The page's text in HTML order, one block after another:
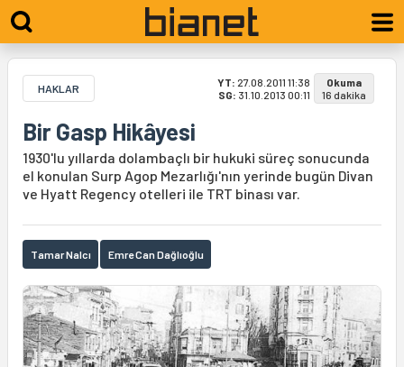
HAKLAR YT: 27.08.2011 11:38
SG: 31.10.2013 00:11
Okuma
16 dakika
Bir Gasp Hikâyesi
1930'lu yıllarda dolambaçlı bir hukuki süreç sonucunda
el konulan Surp Agop Mezarlığı'nın yerinde bugün Divan
ve Hyatt Regency otelleri ile TRT binası var.
Tamar Nalcı Emre Can Dağlıoğlu